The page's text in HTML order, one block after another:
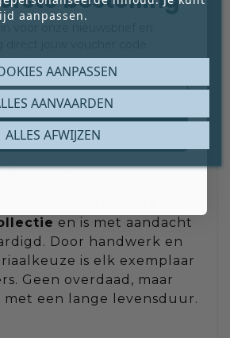
brocante interieurs, maar
goed in een modern
welkom is. Denk in
eettafel die dagelijks
een seizoenssetting of een
aandacht mag krijgen.
bewust
en is met aandacht
Door handwerk en
is elk exemplaar
Geen overdaad, maar
een lange levensduur.
aanpassen.
AANPASSEN
ALLES AFWIJZEN
AANVAARDEN
jouw voucher code.
mijn gratis cadeau